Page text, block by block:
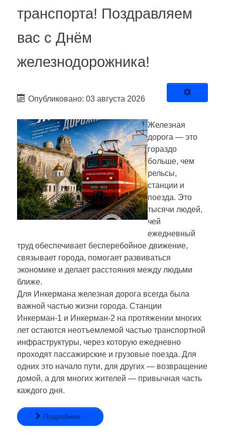
транспорта! Поздравляем
вас с Днём
железнодорожника!
Опубликовано: 03 августа 2026
Железная
дорога — это
гораздо
больше, чем
рельсы,
станции и
поезда. Это
тысячи людей,
чей
ежедневный
труд обеспечивает бесперебойное движение,
связывает города, помогает развиваться
экономике и делает расстояния между людьми
ближе.
Для Инкермана железная дорога всегда была
важной частью жизни города. Станции
Инкерман-1 и Инкерман-2 на протяжении многих
лет остаются неотъемлемой частью транспортной
инфраструктуры, через которую ежедневно
проходят пассажирские и грузовые поезда. Для
одних это начало пути, для других — возвращение
домой, а для многих жителей — привычная часть
каждого дня.
Подробнее...